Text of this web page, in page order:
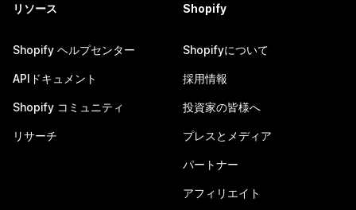
リソース
Shopify ヘルプセンター
APIドキュメント
Shopify コミュニティ
リサーチ
Shopify
Shopifyについて
採用情報
投資家の皆様へ
プレスとメディア
パートナー
アフィリエイト